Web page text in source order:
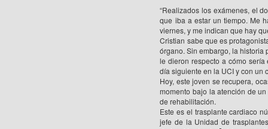
“Realizados los exámenes, el
que iba a estar un tiempo. Me
viernes, y me indican que hay
Cristian sabe que es
órgano. Sin embargo, la
le dieron respecto a cómo
día siguiente en la UCI y con un
Hoy, este joven se recupera,
momento bajo la atención de
de rehabilitación.
Este es el trasplante cardiaco
jefe de la Unidad de